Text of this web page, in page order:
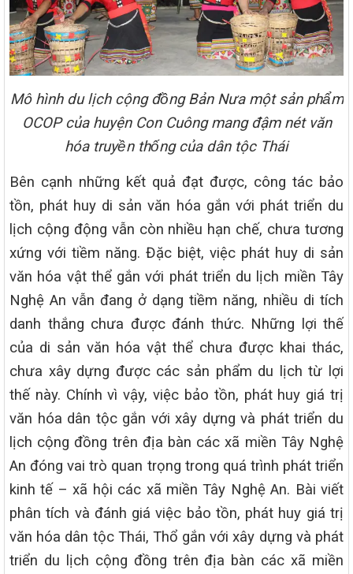
Mô hình du lịch cộng đồng Bản Nưa một sản phẩm
OCOP của huyện Con Cuông mang đậm nét văn
hóa truyền thống của dân tộc Thái
Bên cạnh những kết quả đạt được, công tác bảo
tồn, phát huy di sản văn hóa gắn với phát triển du
lịch cộng động vẫn còn nhiều hạn chế, chưa tương
xứng với tiềm năng. Đặc biệt, việc phát huy di sản
văn hóa vật thể gắn với phát triển du lịch miền Tây
Nghệ An vẫn đang ở dạng tiềm năng, nhiều di tích
danh thắng chưa được đánh thức. Những lợi thế
của di sản văn hóa vật thể chưa được khai thác,
chưa xây dựng được các sản phẩm du lịch từ lợi
thế này. Chính vì vậy, việc bảo tồn, phát huy giá trị
văn hóa dân tộc gắn với xây dựng và phát triển du
lịch cộng đồng trên địa bàn các xã miền Tây Nghệ
An đóng vai trò quan trọng trong quá trình phát triển
kinh tế – xã hội các xã miền Tây Nghệ An. Bài viết
phân tích và đánh giá việc bảo tồn, phát huy giá trị
văn hóa dân tộc Thái, Thổ gắn với xây dựng và phát
triển du lịch cộng đồng trên địa bàn các xã miền